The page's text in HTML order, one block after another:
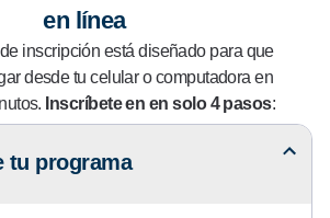
en línea
inscripción está diseñado para que
desde tu celular o computadora en
Inscríbete en en solo 4 pasos:
tu programa